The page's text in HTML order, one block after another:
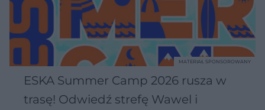
ESKA Summer Camp 2026 rusza w
trasę! Odwiedź strefę Wawel i
MATERIAŁ SPONSOROWANY